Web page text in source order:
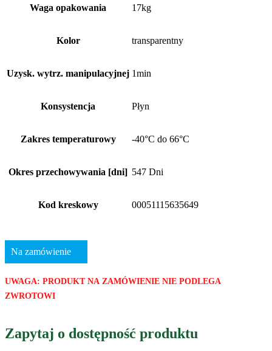
Waga opakowania 17kg
Kolor transparentny
Uzysk. wytrz. manipulacyjnej 1min
Konsystencja Płyn
Zakres temperaturowy -40°C do 66°C
Okres przechowywania [dni] 547 Dni
Kod kreskowy 00051115635649
Na zamówienie
UWAGA: PRODUKT NA ZAMÓWIENIE NIE PODLEGA
ZWROTOWI
Zapytaj o dostępność produktu